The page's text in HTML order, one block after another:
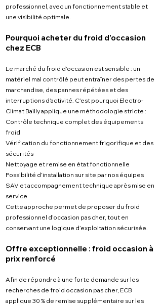
professionnel, avec un fonctionnement stable et
une visibilité optimale.
Pourquoi acheter du froid d’occasion
chez ECB
Le marché du froid d’occasion est sensible : un
matériel mal contrôlé peut entraîner des pertes de
marchandise, des pannes répétées et des
interruptions d’activité. C’est pourquoi Electro-
Climat Bailly applique une méthodologie stricte :
Contrôle technique complet des équipements
froid
Vérification du fonctionnement frigorifique et des
sécurités
Nettoyage et remise en état fonctionnelle
Possibilité d’installation sur site par nos équipes
SAV et accompagnement technique après mise en
service
Cette approche permet de proposer du froid
professionnel d’occasion pas cher, tout en
conservant une logique d’exploitation sécurisée.
Offre exceptionnelle : froid occasion à
prix renforcé
Afin de répondre à une forte demande sur les
recherches de froid occasion pas cher, ECB
applique 30 % de remise supplémentaire sur les